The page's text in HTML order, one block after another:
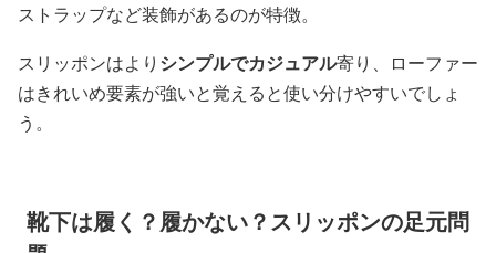
ストラップなど装飾があるのが特徴。
スリッポンはより シンプルでカジュアル寄り、ローファー
はきれいめ要素が強いと覚えると使い分けやすいでしょ
う。
靴下は履く？履かない？スリッポンの足元問